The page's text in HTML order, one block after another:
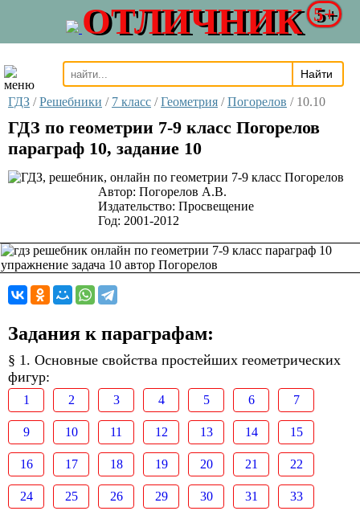
ОТЛИЧНИК 5+
ГДЗ / Решебники / 7 класс / Геометрия / Погорелов / 10.10
ГДЗ по геометрии 7-9 класс Погорелов
параграф 10, задание 10
Автор: Погорелов А.В.
Издательство: Просвещение
Год: 2001-2012
Задания к параграфам:
§ 1. Основные свойства простейших геометрических
фигур:
1 2 3 4 5 6 7
9 10 11 12 13 14 15
16 17 18 19 20 21 22
24 25 26 29 30 31 33